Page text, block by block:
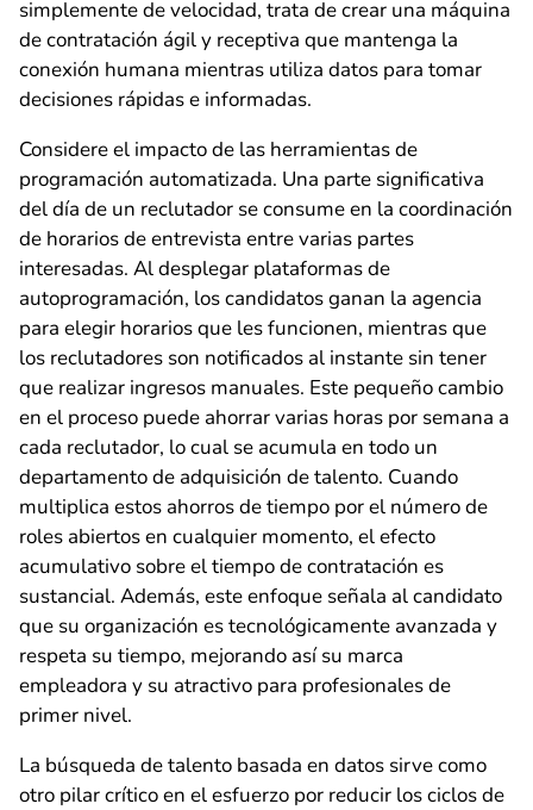
simplemente de velocidad, trata de crear una máquina
de contratación ágil y receptiva que mantenga la
conexión humana mientras utiliza datos para tomar
decisiones rápidas e informadas.
Considere el impacto de las herramientas de
programación automatizada. Una parte significativa
del día de un reclutador se consume en la coordinación
de horarios de entrevista entre varias partes
interesadas. Al desplegar plataformas de
autoprogramación, los candidatos ganan la agencia
para elegir horarios que les funcionen, mientras que
los reclutadores son notificados al instante sin tener
que realizar ingresos manuales. Este pequeño cambio
en el proceso puede ahorrar varias horas por semana a
cada reclutador, lo cual se acumula en todo un
departamento de adquisición de talento. Cuando
multiplica estos ahorros de tiempo por el número de
roles abiertos en cualquier momento, el efecto
acumulativo sobre el tiempo de contratación es
sustancial. Además, este enfoque señala al candidato
que su organización es tecnológicamente avanzada y
respeta su tiempo, mejorando así su marca
empleadora y su atractivo para profesionales de
primer nivel.
La búsqueda de talento basada en datos sirve como
otro pilar crítico en el esfuerzo por reducir los ciclos de